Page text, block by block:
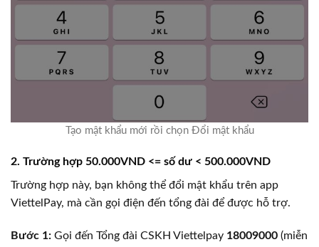
Tạo mật khẩu mới rồi chọn Đổi mật khẩu
2. Trường hợp 50.000VND <= số dư < 500.000VND
Trường hợp này, bạn không thể đổi mật khẩu trên app
ViettelPay, mà cần gọi điện đến tổng đài để được hỗ trợ.
Bước 1: Gọi đến Tổng đài CSKH Viettelpay 18009000 (miễn